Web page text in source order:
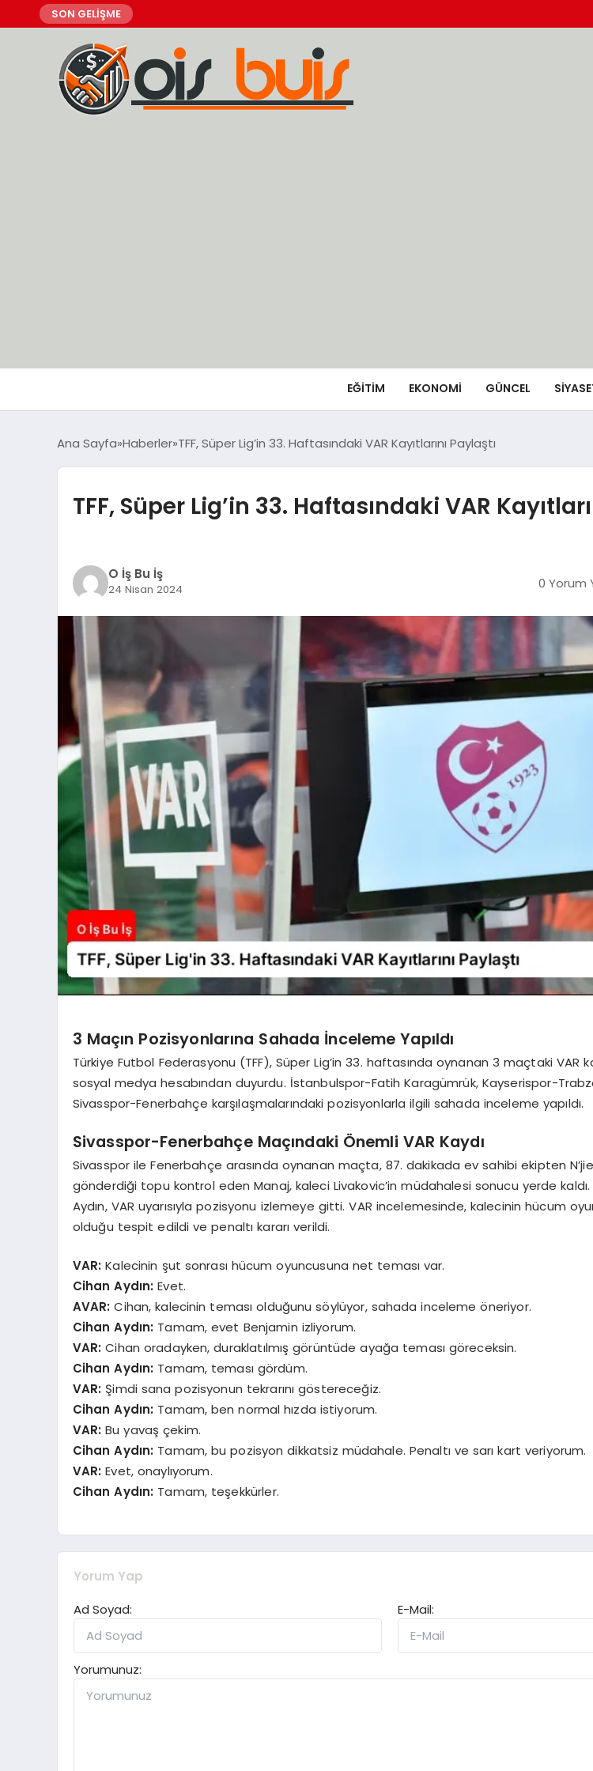
SON GELİŞME
EĞİTİM EKONOMİ GÜNCEL
Ana Sayfa Haberler TFF, Süper Lig’in 33. Haftasındaki VAR Kayıtlarını Paylaştı
TFF, Süper Lig’in 33. Haftasındaki VAR
O İş Bu İş
24 Nisan 2024 0 Yorum
3 Maçın Pozisyonlarına Sahada İnceleme Yapıldı
Türkiye Futbol Federasyonu (TFF), Süper Lig’in 33. haftasında oynanan 3 maçtaki VAR
sosyal medya hesabından duyurdu. İstanbulspor-Fatih Karagümrük, Kayserispor-
Sivasspor-Fenerbahçe karşılaşmalarındaki pozisyonlarla ilgili sahada inceleme yapıldı.
Sivasspor-Fenerbahçe Maçındaki Önemli VAR Kaydı
Sivasspor ile Fenerbahçe arasında oynanan maçta, 87. dakikada ev sahibi ekipten
gönderdiği topu kontrol eden Manaj, kaleci Livakovic’in müdahalesi sonucu yerde
Aydın, VAR uyarısıyla pozisyonu izlemeye gitti. VAR incelemesinde, kalecinin hücum
olduğu tespit edildi ve penaltı kararı verildi.
VAR: Kalecinin şut sonrası hücum oyuncusuna net teması var.
Cihan Aydın: Evet.
AVAR: Cihan, kalecinin teması olduğunu söylüyor, sahada inceleme öneriyor.
Cihan Aydın: Tamam, evet Benjamin izliyorum.
VAR: Cihan oradayken, duraklatılmış görüntüde ayağa teması göreceksin.
Cihan Aydın: Tamam, teması gördüm.
VAR: Şimdi sana pozisyonun tekrarını göstereceğiz.
Cihan Aydın: Tamam, ben normal hızda istiyorum.
VAR: Bu yavaş çekim.
Cihan Aydın: Tamam, bu pozisyon dikkatsiz müdahale. Penaltı ve sarı kart veriyorum.
VAR: Evet, onaylıyorum.
Cihan Aydın: Tamam, teşekkürler.
Yorum Yap
Ad Soyad:
E-Mail:
Yorumunuz: